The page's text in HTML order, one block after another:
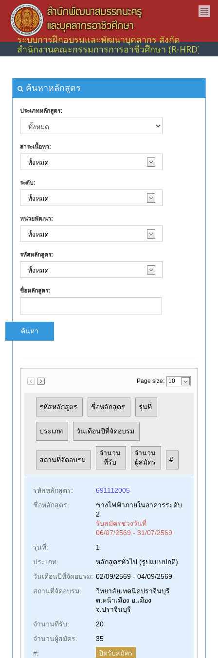
ระบบการฝึกอบรมและพัฒนาบุคลากร สังกัด
สำนักงานคณะกรรมการการอาชีวศึกษา (R-HRD)
ค้นหาหลักสูตร
ประเภทหลักสูตร:
สาระเนื้อหา:
ระดับ:
หน่วยพัฒนา:
รหัสหลักสูตร:
ชื่อหลักสูตร:
ค้นหา
Page size:
รหัสหลักสูตร ชื่อหลักสูตร รุ่นที่
ประเภท วันเดือนปีที่จัดอบรม
สถานที่จัดอบรม
จำนวน
ที่รับ
จำนวน
ผู้สมัคร
#
รหัสหลักสูตร:
691112005
ชื่อหลักสูตร:
ช่างไฟฟ้าภายในอาคารระดับ
2
รับสมัครช่วงวันที่
06/07/2569 - 31/07/2569
รุ่นที่:
1
ประเภท:
หลักสูตรทั่วไป (รูปแบบปกติ)
วันเดือนปีที่จัดอบรม: 02/09/2569 - 04/09/2569
สถานที่จัดอบรม:
วิทยาลัยเทคนิคปราจีนบุรี
ต.หน้าเมือง อ.เมือง
จ.ปราจีนบุรี
จำนวนที่รับ:
20
จำนวนผู้สมัคร:
35
#:
ปิดรับสมัคร